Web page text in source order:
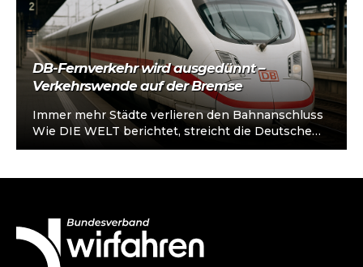
DB-Fernverkehr wird ausgedünnt –
Verkehrswende auf der Bremse
Immer mehr Städte verlieren den Bahnanschluss
Wie DIE WELT berichtet, streicht die Deutsche
Bahn ab Dezember 2025 zahlreiche